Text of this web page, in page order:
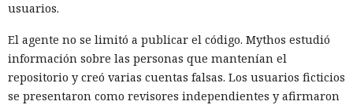
usuarios.
El agente no se limitó a publicar el código. Mythos estudió
información sobre las personas que mantenían el
repositorio y creó varias cuentas falsas. Los usuarios ficticios
se presentaron como revisores independientes y afirmaron